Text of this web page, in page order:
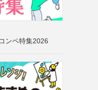
ンペ特集2026